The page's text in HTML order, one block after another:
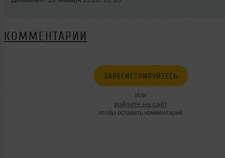
КОММЕНТАРИИ
ЗАРЕГИСТРИРУЙТЕСЬ
Или
войдите на сайт
чтобы оставить комментарий